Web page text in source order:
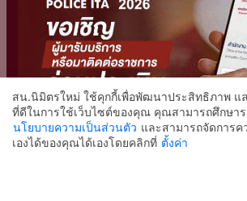
สน.นิมิตรใหม่ ใช้คุกกี้เพื่อพัฒนาประสิทธิภาพ แ
ที่ดีในการใช้เว็บไซต์ของคุณ คุณสามารถศึกษาร
นโยบายความเป็นส่วนตัว และสามารถจัดการค
เองได้ของคุณได้เองโดยคลิกที่ ตั้งค่า